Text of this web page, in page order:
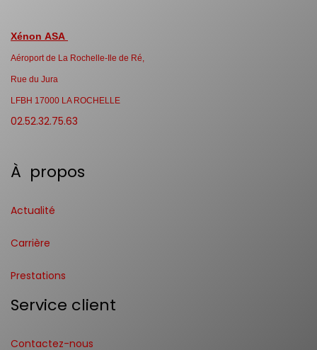
Xénon ASA
Aéroport de La Rochelle-Ile de Ré,
Rue du Jura
LFBH 17000 LA ROCHELLE
02.52.32.75.63
À propos
Actualité
Carrière
Prestations
Service client
Contactez-nous